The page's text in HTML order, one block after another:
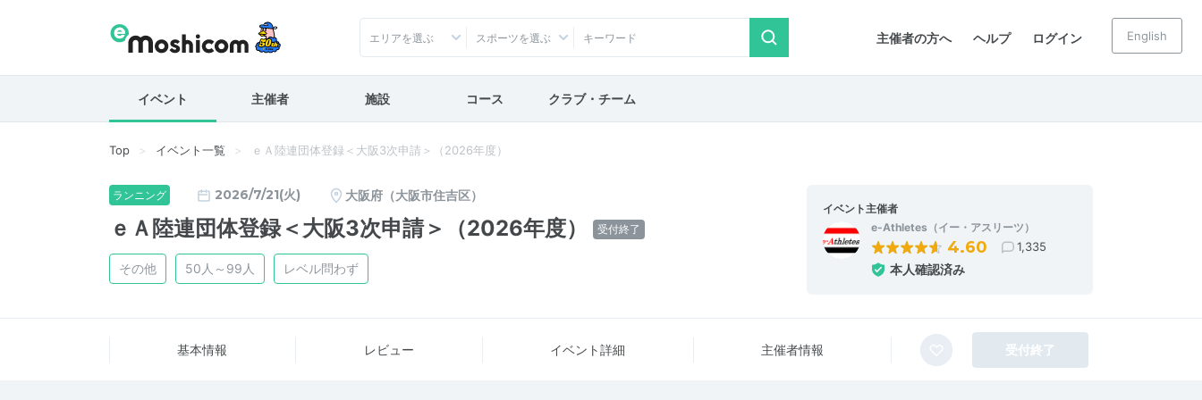
主催者の方へ ヘルプ ログイン
エリアを選ぶ スポーツを選ぶ English
イベント 主催者 施設 コース クラブ・チーム
Top イベント一覧 ｅＡ陸連団体登録＜大阪3次申請＞（2026年度）
ランニング 2026/7/21(火) 大阪府（大阪市住吉区）
ｅＡ陸連団体登録＜大阪3次申請＞（2026年度） 受付終了
その他 50人～99人 レベル問わず
イベント主催者
e-Athletes（イー・アスリーツ）
4.60 1,335
本人確認済み
基本情報 レビュー イベント詳細 主催者情報 受付終了